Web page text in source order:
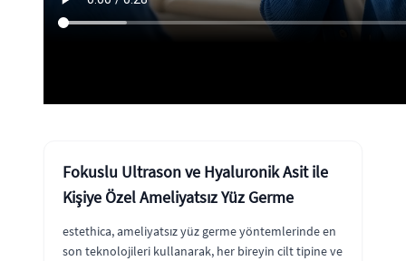
Fokuslu Ultrason ve Hyaluronik Asit ile
Kişiye Özel Ameliyatsız Yüz Germe
estethica, ameliyatsız yüz germe yöntemlerinde en
son teknolojileri kullanarak, her bireyin cilt tipine ve